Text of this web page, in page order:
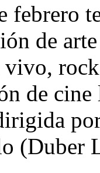
febrero
de
de
(Duber